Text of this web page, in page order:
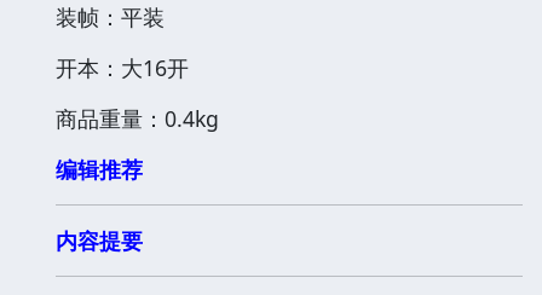
装帧：平装
开本：大16开
商品重量：0.4kg
编辑推荐
内容提要